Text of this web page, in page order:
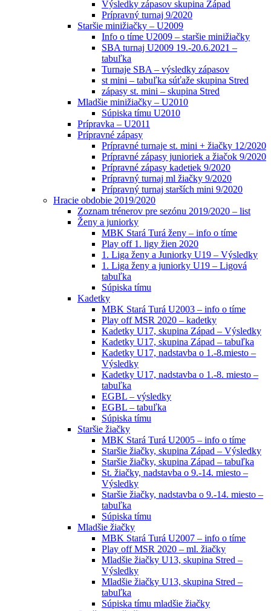
Výsledky zápasov skupina Západ
Prípravný turnaj 9/2020
Staršie minižiačky – U2009
Info o tíme U2009 – staršie minižiačky
SBA turnaj U2009 19.-20.6.2021 –
tabuľka
Turnaje SBA – výsledky zápasov
st mini – tabuľka súťaže skupina Stred
zápasy st. mini – skupina Stred
Mladšie minižiačky – U2010
Súpiska tímu U2010
Prípravka – U2011
Prípravné zápasy
Prípravné turnaje st. mini + žiačky 12/2020
Prípravné zápasy junioriek a žiačok 9/2020
Prípravné zápasy kadetiek 9/2020
Prípravný turnaj ml žiačky 9/2020
Prípravný turnaj starších mini 9/2020
Hracie obdobie 2019/2020
Zoznam trénerov pre sezónu 2019/2020 – list
Ženy a juniorky
MBK Stará Turá ženy – info o tíme
Play off 1. ligy žien 2020
1. Liga ženy a Juniorky U19 – Výsledky
1. Liga ženy a juniorky U19 – Ligová
tabuľka
Súpiska tímu
Kadetky
MBK Stará Turá U2003 – info o tíme
Play off MSR 2020 – kadetky
Kadetky U17, skupina Západ – Výsledky
Kadetky U17, skupina Západ – tabuľka
Kadetky U17, nadstavba o 1.-8.miesto –
Výsledky
Kadetky U17, nadstavba o 1.-8. miesto –
tabuľka
EGBL – výsledky
EGBL – tabuľka
Súpiska tímu
Staršie žiačky
MBK Stará Turá U2005 – info o tíme
Staršie žiačky, skupina Západ – Výsledky
Staršie žiačky, skupina Západ – tabuľka
St. žiačky, nadstavba o 9.-14. miesto –
Výsledky
Staršie žiačky, nadstavba o 9.-14. miesto –
tabuľka
Súpiska tímu
Mladšie žiačky
MBK Stará Turá U2007 – info o tíme
Play off MSR 2020 – ml. žiačky
Mladšie žiačky U13, skupina Stred –
Výsledky
Mladšie žiačky U13, skupina Stred –
tabuľka
Súpiska tímu mladšie žiačky